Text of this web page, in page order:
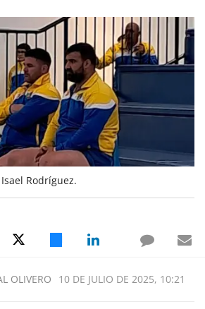
Rodríguez.
OLIVERO 10 DE JULIO DE 2025, 10:21